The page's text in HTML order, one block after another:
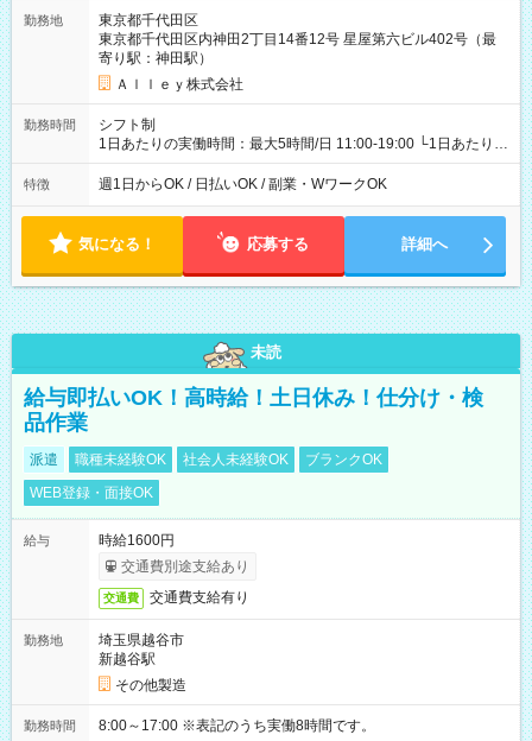
勤務地
東京都千代田区
東京都千代田区内神田2丁目14番12号 星屋第六ビル402号（最
寄り駅：神田駅）
Ａｌｌｅｙ株式会社
勤務時間
シフト制
1日あたりの実働時間：最大5時間/日 11:00-19:00 └1日あたりの
実働時間：1-5時間 └上記の時間帯内であれば、いつでも勤務可
能！ └平日・土曜日の中で、お好きな曜日でご勤務いただけま
18:00 などのように、自由な働き方が可能なお仕事です！
特徴 週1日からOK / 日払いOK / 副業・WワークOK
気になる！ 応募する 詳細へ
未読
給与即払いOK！高時給！土日休み！仕分け・検
品作業
派遣 職種未経験OK 社会人未経験OK
ブランクOK
WEB登録・面接OK
給与
時給1600円
交通費別途支給あり
交通費 交通費支給有り
勤務地
埼玉県越谷市
新越谷駅
その他製造
勤務時間 8:00～17:00 ※表記のうち実働8時間です。